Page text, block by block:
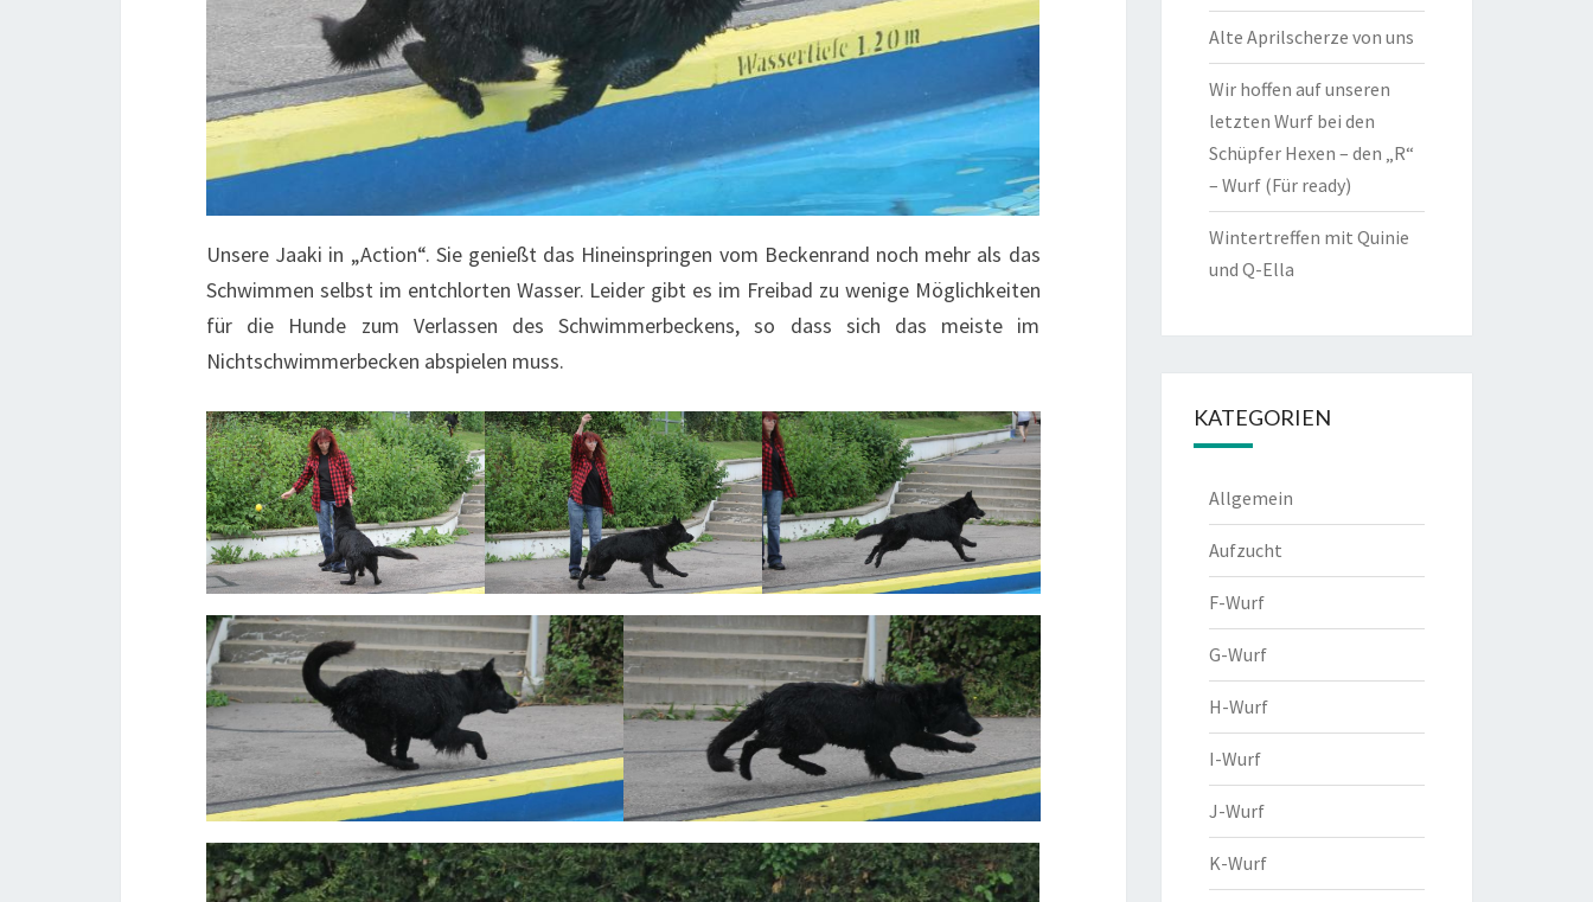
Unsere Jaaki in „Action“. Sie genießt das Hineinspringen vom Beckenrand noch mehr als das
Schwimmen selbst im entchlorten Wasser. Leider gibt es im Freibad zu wenige Möglichkeiten
für die Hunde zum Verlassen des Schwimmerbeckens, so dass sich das meiste im
Nichtschwimmerbecken abspielen muss.
Alte Aprilscherze von uns
Wir hoffen auf unseren
letzten Wurf bei den
Schüpfer Hexen – den „R“
– Wurf (Für ready)
Wintertreffen mit Quinie
und Q-Ella
KATEGORIEN
Allgemein
Aufzucht
F-Wurf
G-Wurf
H-Wurf
I-Wurf
J-Wurf
K-Wurf